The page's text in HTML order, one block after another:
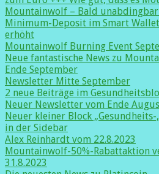
Mountainwolf – Bald
Minimum-Deposit im Smart
erhöht
Mountainwolf Burning Event
Neue fantastische News zu
Ende September
Newsletter Mitte September
2 neue Beiträge im
Neuer Newsletter vom Ende
Neuer kleiner Block „Gesundheits-
in der Sidebar
Alex Reinhardt vom 22.8.2023
Mountainwolf-50%-Rabattaktion
31.8.2023